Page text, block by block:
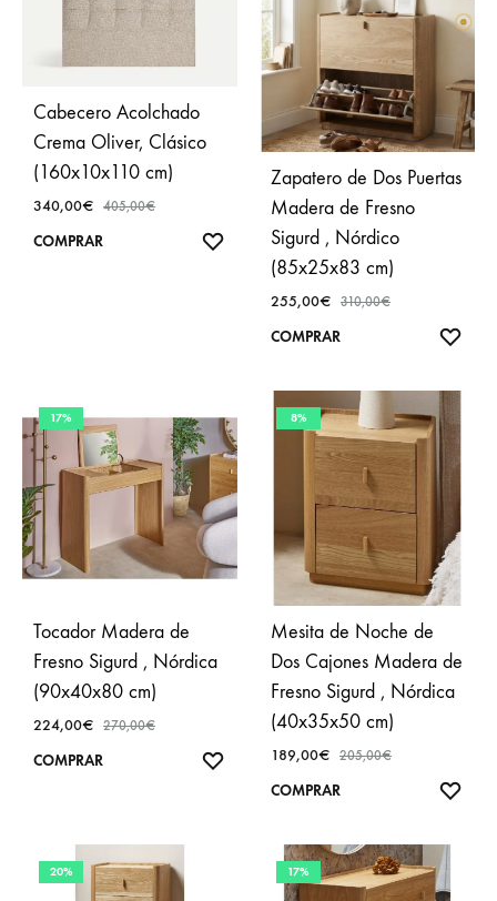
Cabecero Acolchado
Crema Oliver, Clásico
(160x10x110 cm)
340,00€ 405,00€
COMPRAR
AÑADIR
FAVORITOS
Zapatero de Dos Puertas
Madera de Fresno
Sigurd , Nórdico
(85x25x83 cm)
255,00€ 310,00€
COMPRAR
17%
Tocador Madera de
Fresno Sigurd , Nórdica
(90x40x80 cm)
224,00€ 270,00€
COMPRAR
AÑADIR
8%
Mesita de Noche de
Dos Cajones Madera de
Fresno Sigurd , Nórdica
(40x35x50 cm)
189,00€ 205,00€
COMPRAR
20% 17%